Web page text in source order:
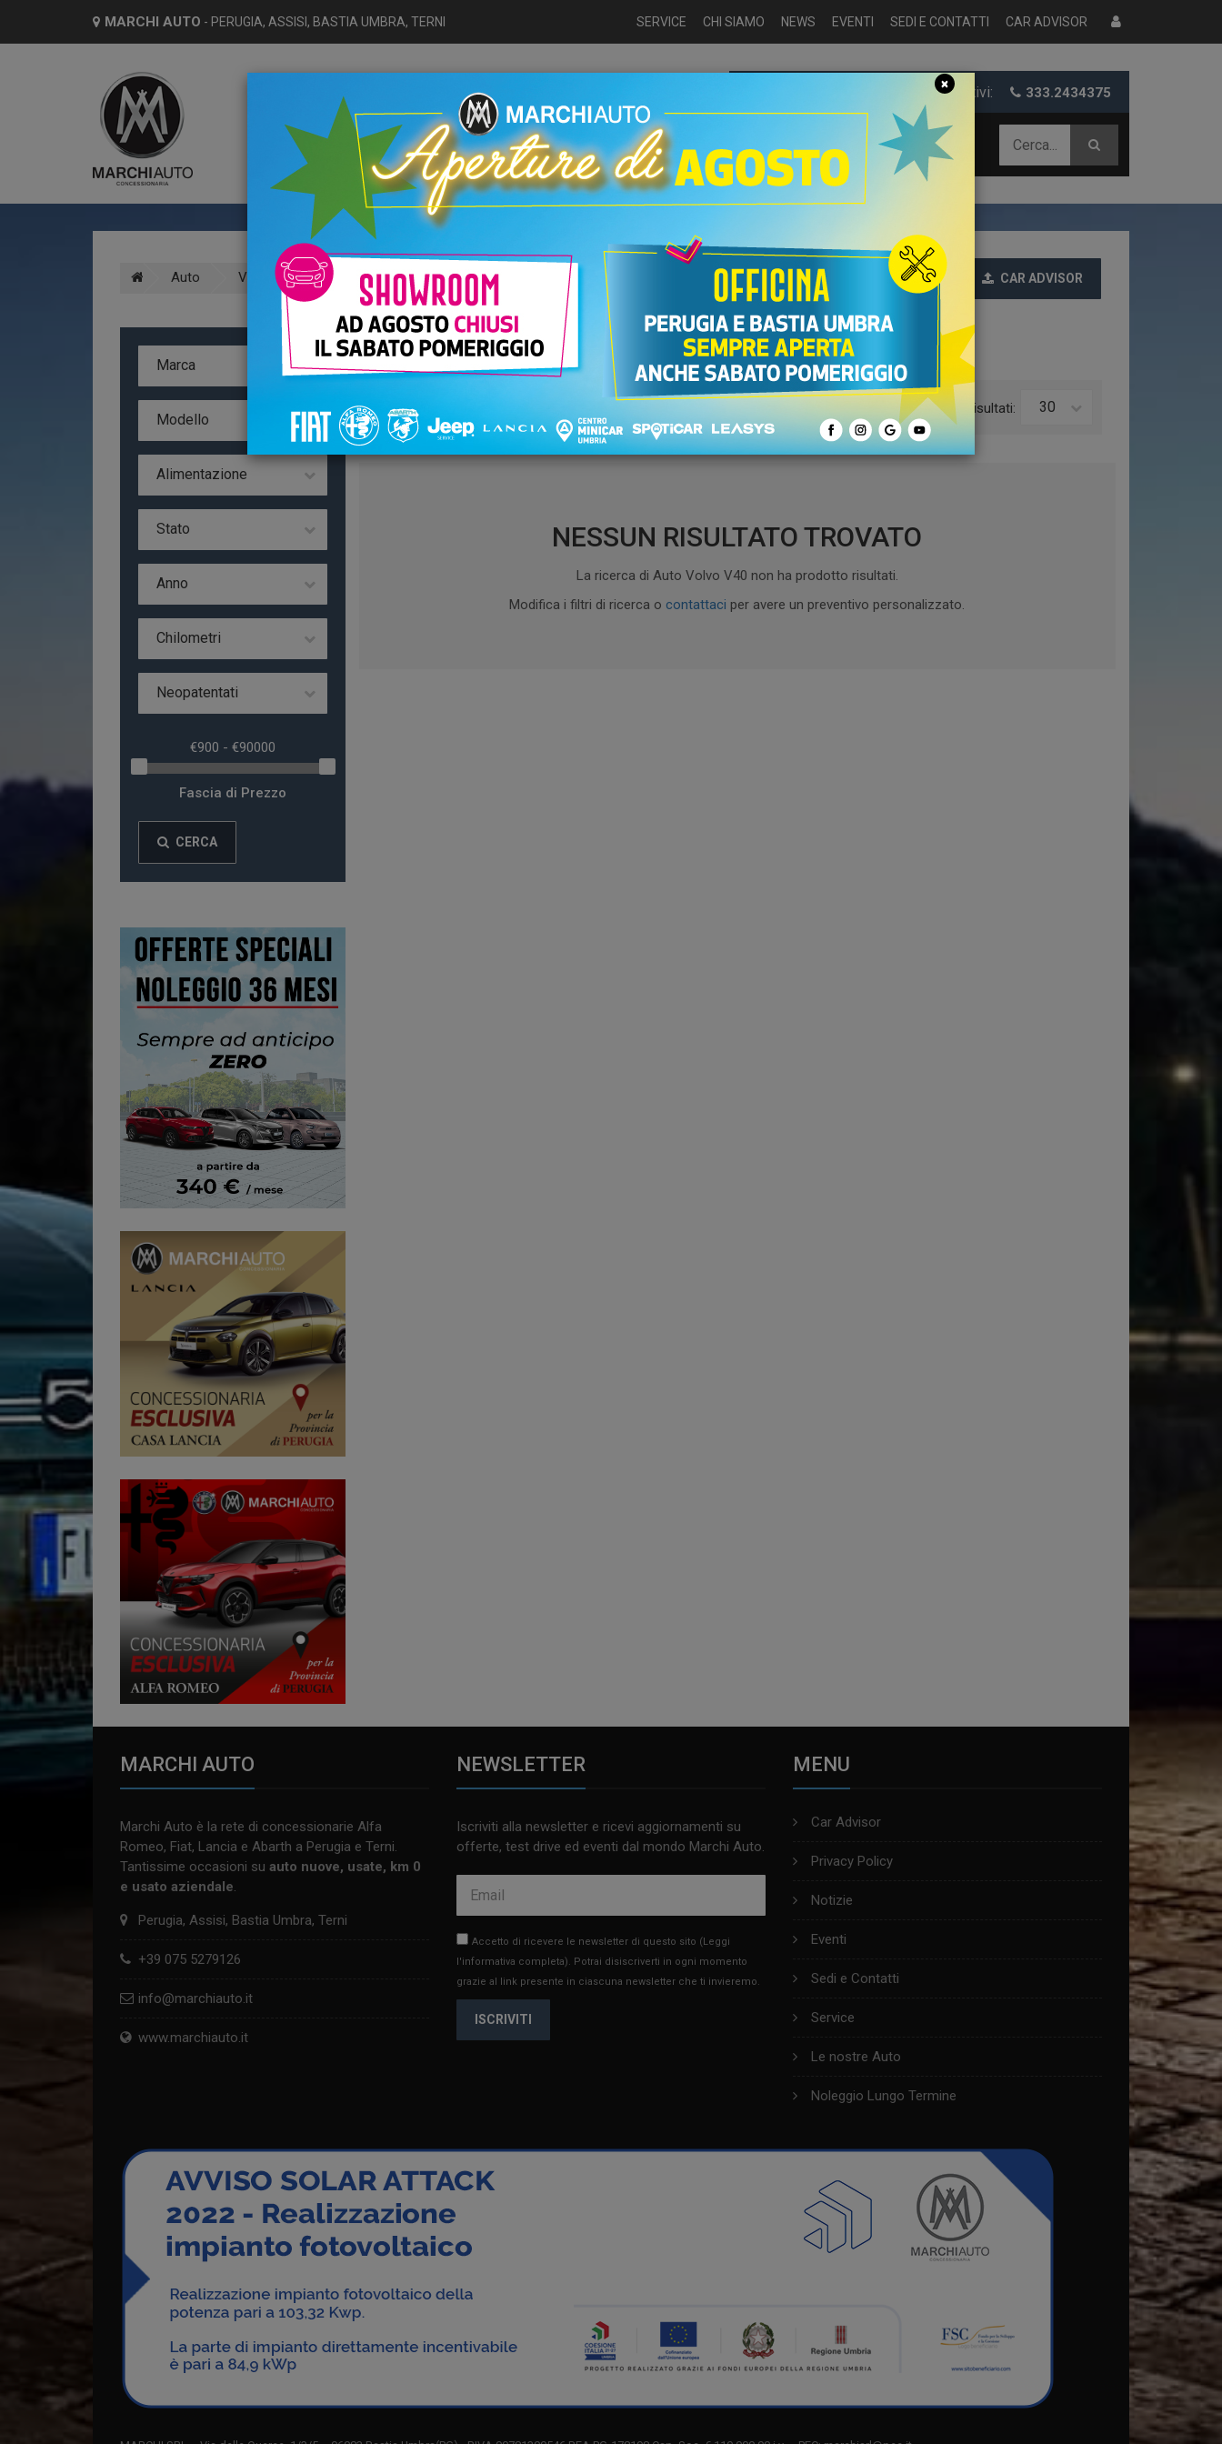
MARCHI AUTO - PERUGIA, ASSISI, BASTIA UMBRA, TERNI SERVICE CHI SIAMO NEWS EVENTI SEDI E CONTATTI CAR ADVISOR
Chiamaci per informazioni e preventivi: 333.2434375
HOME USATO NUOVO NOLEGGIO USATO AZIENDALE
Auto Volvo V40 CAR ADVISOR
Marca
Modello
Alimentazione
Stato
Anno
Chilometri
Neopatentati
Fascia di Prezzo
CERCA
AUTO VOLVO V40
Da 1 - 0 di 0 Risultati: 30
NESSUN RISULTATO TROVATO
La ricerca di Auto Volvo V40 non ha prodotto risultati.
Modifica i filtri di ricerca o contattaci per avere un preventivo personalizzato.
MARCHI AUTO
Marchi Auto è la rete di concessionarie Alfa
Romeo, Fiat, Lancia e Abarth a Perugia e Terni.
Tantissime occasioni su auto nuove, usate, km 0
e usato aziendale.
Perugia, Assisi, Bastia Umbra, Terni
+39 075 5279126
info@marchiauto.it
www.marchiauto.it
NEWSLETTER
Iscriviti alla newsletter e ricevi aggiornamenti su
offerte, test drive ed eventi dal mondo Marchi Auto.
Accetto di ricevere le newsletter di questo sito (Leggi
l'informativa completa). Potrai disiscriverti in ogni momento
grazie al link presente in ciascuna newsletter che ti invieremo.
ISCRIVITI
MENU
Car Advisor
Privacy Policy
Notizie
Eventi
Sedi e Contatti
Service
Le nostre Auto
Noleggio Lungo Termine
×